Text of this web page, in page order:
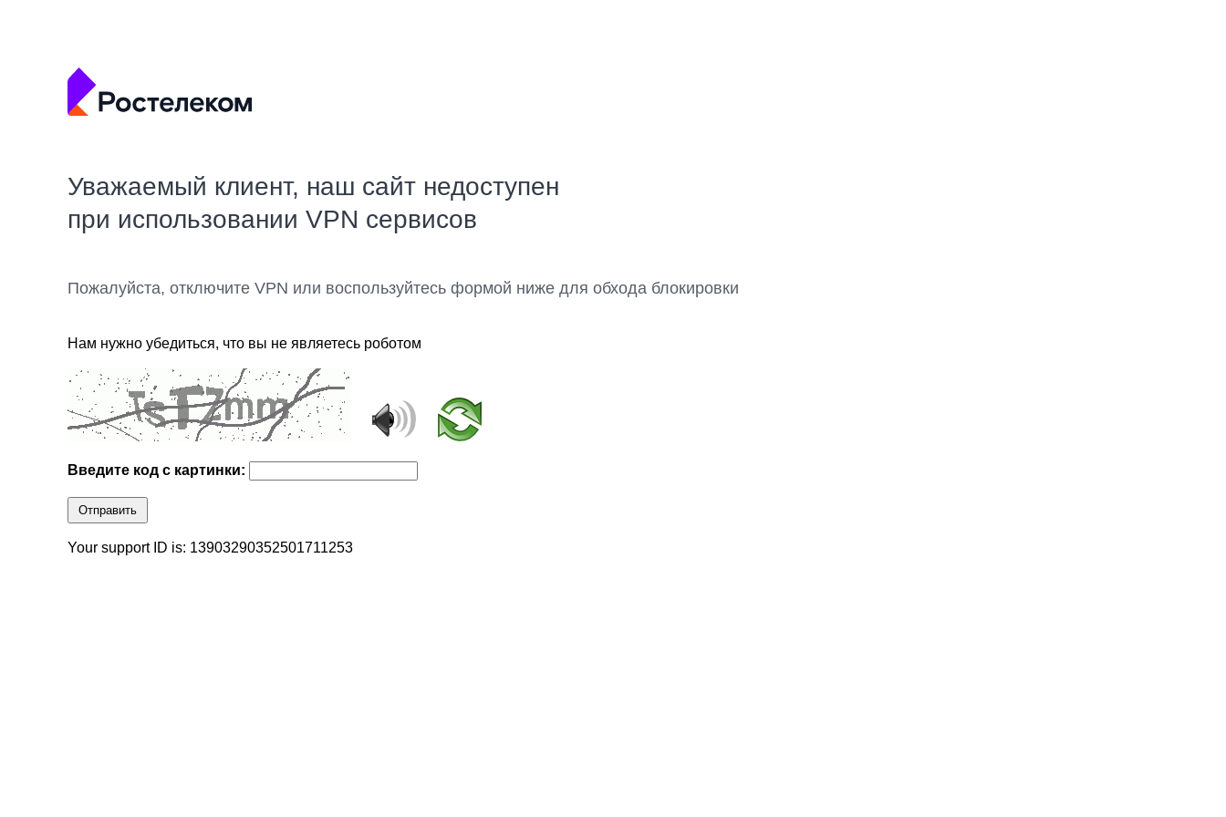
Уважаемый клиент, наш сайт недоступен
при использовании VPN сервисов
Пожалуйста, отключите VPN или воспользуйтесь формой ниже для обхода блокировки
Нам нужно убедиться, что вы не являетесь роботом
Введите код с картинки:
Отправить
Your support ID is: 13903290352501711253